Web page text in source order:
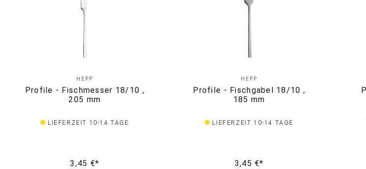
HEPP
Profile - Fischmesser 18/10 ,
205 mm
LIEFERZEIT 10-14 TAGE
3,45 €*
HEPP
Profile - Fischgabel 18/10 ,
185 mm
LIEFERZEIT 10-14 TAGE
3,45 €*